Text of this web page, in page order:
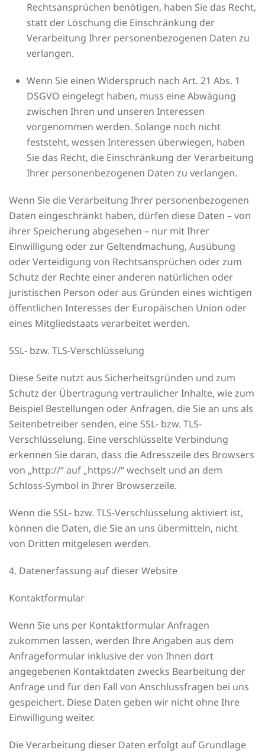
Rechtsansprüchen benötigen, haben Sie das Recht,
statt der Löschung die Einschränkung der
Verarbeitung Ihrer personenbezogenen Daten zu
verlangen.
Wenn Sie einen Widerspruch nach Art. 21 Abs. 1
DSGVO eingelegt haben, muss eine Abwägung
zwischen Ihren und unseren Interessen
vorgenommen werden. Solange noch nicht
feststeht, wessen Interessen überwiegen, haben
Sie das Recht, die Einschränkung der Verarbeitung
Ihrer personenbezogenen Daten zu verlangen.
Wenn Sie die Verarbeitung Ihrer personenbezogenen
Daten eingeschränkt haben, dürfen diese Daten – von
ihrer Speicherung abgesehen – nur mit Ihrer
Einwilligung oder zur Geltendmachung, Ausübung
oder Verteidigung von Rechtsansprüchen oder zum
Schutz der Rechte einer anderen natürlichen oder
juristischen Person oder aus Gründen eines wichtigen
öffentlichen Interesses der Europäischen Union oder
eines Mitgliedstaats verarbeitet werden.
SSL- bzw. TLS-Verschlüsselung
Diese Seite nutzt aus Sicherheitsgründen und zum
Schutz der Übertragung vertraulicher Inhalte, wie zum
Beispiel Bestellungen oder Anfragen, die Sie an uns als
Seitenbetreiber senden, eine SSL- bzw. TLS-
Verschlüsselung. Eine verschlüsselte Verbindung
erkennen Sie daran, dass die Adresszeile des Browsers
von „http://“ auf „https://“ wechselt und an dem
Schloss-Symbol in Ihrer Browserzeile.
Wenn die SSL- bzw. TLS-Verschlüsselung aktiviert ist,
können die Daten, die Sie an uns übermitteln, nicht
von Dritten mitgelesen werden.
4. Datenerfassung auf dieser Website
Kontaktformular
Wenn Sie uns per Kontaktformular Anfragen
zukommen lassen, werden Ihre Angaben aus dem
Anfrageformular inklusive der von Ihnen dort
angegebenen Kontaktdaten zwecks Bearbeitung der
Anfrage und für den Fall von Anschlussfragen bei uns
gespeichert. Diese Daten geben wir nicht ohne Ihre
Einwilligung weiter.
Die Verarbeitung dieser Daten erfolgt auf Grundlage